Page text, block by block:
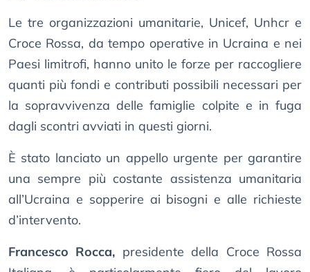
Le tre organizzazioni umanitarie, Unicef, Unhcr e
Croce Rossa, da tempo operative in Ucraina e nei
Paesi limitrofi, hanno unito le forze per raccogliere
quanti più fondi e contributi possibili necessari per
la sopravvivenza delle famiglie colpite e in fuga
dagli scontri avviati in questi giorni.
È stato lanciato un appello urgente per garantire
una sempre più costante assistenza umanitaria
all’Ucraina e sopperire ai bisogni e alle richieste
d’intervento.
Francesco Rocca, presidente della Croce Rossa